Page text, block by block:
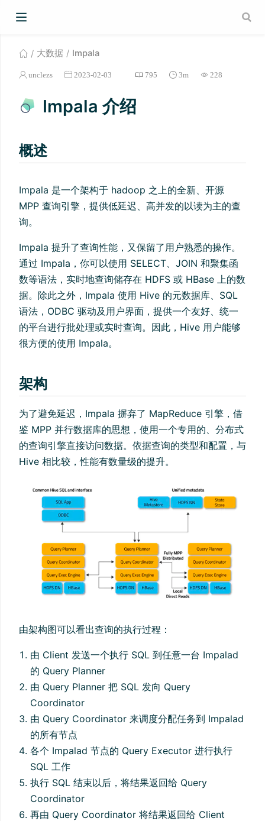
大数据 Impala
unclezs 2023-02-03 795 3m 228
Impala 介绍
概述
Impala 是一个架构于 hadoop 之上的全新、开源
MPP 查询引擎，提供低延迟、高并发的以读为主的查
询。
Impala 提升了查询性能，又保留了用户熟悉的操作。
通过 Impala，你可以使用 SELECT、JOIN 和聚集函
数等语法，实时地查询储存在 HDFS 或 HBase 上的数
据。除此之外，Impala 使用 Hive 的元数据库、SQL
语法，ODBC 驱动及用户界面，提供一个友好、统一
的平台进行批处理或实时查询。因此，Hive 用户能够
很方便的使用 Impala。
架构
为了避免延迟，Impala 摒弃了 MapReduce 引擎，借
鉴 MPP 并行数据库的思想，使用一个专用的、分布式
的查询引擎直接访问数据。依据查询的类型和配置，与
Hive 相比较，性能有数量级的提升。
由架构图可以看出查询的执行过程：
由 Client 发送一个执行 SQL 到任意一台 Impalad
的 Query Planner
由 Query Planner 把 SQL 发向 Query
Coordinator
由 Query Coordinator 来调度分配任务到 Impalad
的所有节点
各个 Impalad 节点的 Query Executor 进行执行
SQL 工作
执行 SQL 结束以后，将结果返回给 Query
Coordinator
再由 Query Coordinator 将结果返回给 Client